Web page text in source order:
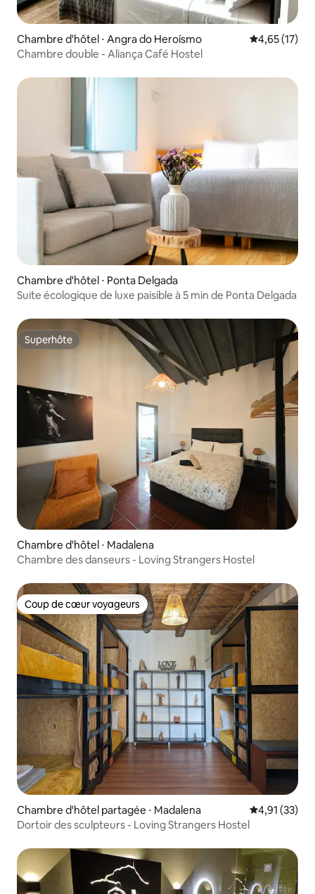
Chambre d'hôtel ⋅ Angra do Heroísmo Évaluation
4,65 (17)
Chambre double - Aliança Café Hostel
Chambre d'hôtel ⋅ Ponta Delgada
Suite écologique de luxe paisible à 5 min de Ponta Delgada
Superhôte
Superhôte
Chambre d'hôtel ⋅ Madalena
Chambre des danseurs - Loving Strangers Hostel
Coup de cœur voyageurs
Coup de cœur voyageurs
Chambre d'hôtel partagée ⋅ Madalena Évaluation
4,91 (33)
Dortoir des sculpteurs - Loving Strangers Hostel